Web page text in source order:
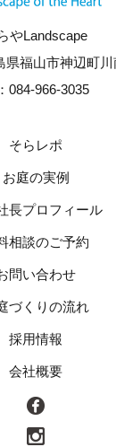
やLandscape
県福山市神辺町
084-966-3035
そらレポ
お庭の実例
長プロフィール
相談のご予約
問い合わせ
づくりの流れ
採用情報
会社概要